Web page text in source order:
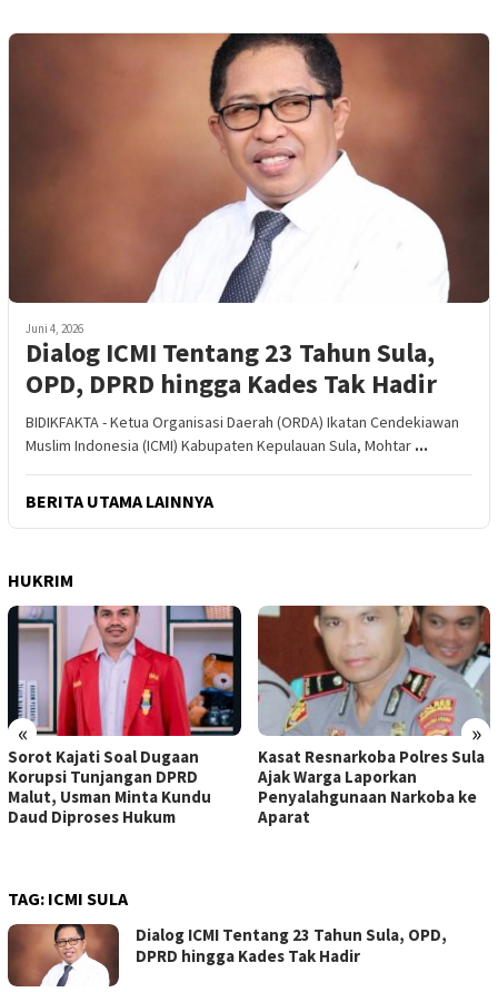
Juni 4, 2026
Dialog ICMI Tentang 23 Tahun Sula,
OPD, DPRD hingga Kades Tak Hadir
BIDIKFAKTA - Ketua Organisasi Daerah (ORDA) Ikatan Cendekiawan
Muslim Indonesia (ICMI) Kabupaten Kepulauan Sula, Mohtar ...
BERITA UTAMA LAINNYA
HUKRIM
« »
Sorot Kajati Soal Dugaan
Korupsi Tunjangan DPRD
Malut, Usman Minta Kundu
Daud Diproses Hukum
Kasat Resnarkoba Polres Sula
Ajak Warga Laporkan
Penyalahgunaan Narkoba ke
Aparat
TAG: ICMI SULA
Dialog ICMI Tentang 23 Tahun Sula, OPD,
DPRD hingga Kades Tak Hadir